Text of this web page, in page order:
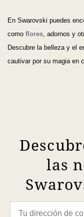
En Swarovski puedes
como flores , adornos y
Descubre la belleza y el
cautivar por su magia en
las